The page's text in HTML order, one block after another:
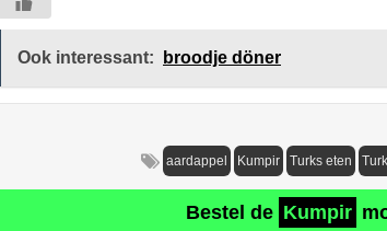
Ook interessant: broodje döner
aardappel Kumpir Turks eten
Bestel de Kumpir